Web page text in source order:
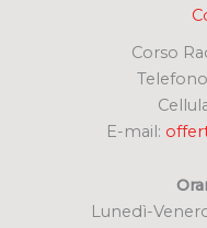
Corso
Telefono
E-mail:
Lunedì-